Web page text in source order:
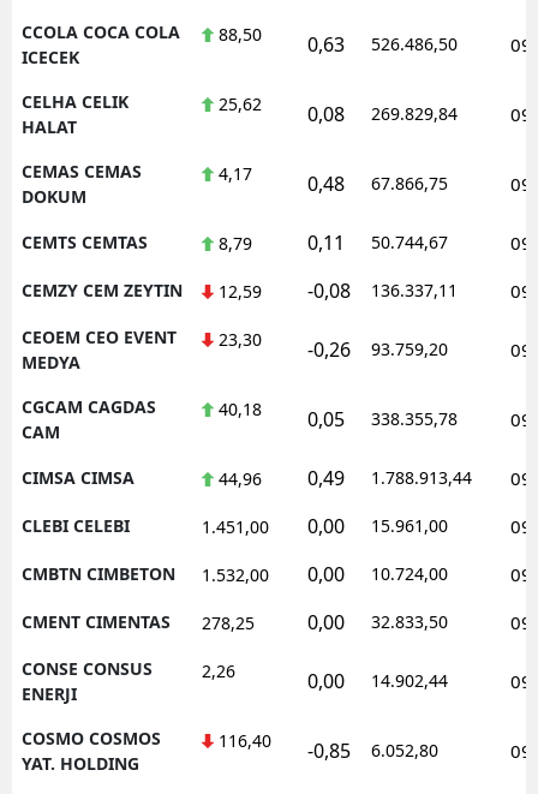
CCOLA COCA COLA
ICECEK
88,50 0,63 526.486,50
CELHA CELIK
HALAT
25,62 0,08 269.829,84
CEMAS CEMAS
DOKUM
4,17 0,48 67.866,75
CEMTS CEMTAS 8,79 0,11 50.744,67
CEMZY CEM ZEYTIN 12,59 -0,08 136.337,11
CEOEM CEO EVENT
MEDYA
23,30 -0,26 93.759,20
CGCAM CAGDAS
CAM
40,18 0,05 338.355,78
CIMSA CIMSA 44,96 0,49 1.788.913,44
CLEBI CELEBI 1.451,00 0,00 15.961,00
CMBTN CIMBETON 1.532,00 0,00 10.724,00
CMENT CIMENTAS 278,25 0,00 32.833,50
CONSE CONSUS
ENERJI
2,26 0,00 14.902,44
COSMO COSMOS
YAT. HOLDING
116,40 -0,85 6.052,80